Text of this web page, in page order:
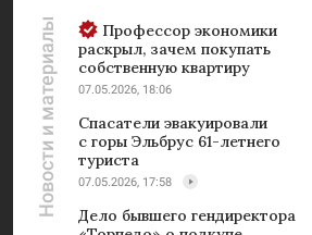
Новости и материалы
Профессор экономики
раскрыл, зачем покупать
собственную квартиру
07.05.2026, 18:06
Спасатели эвакуировали
с горы Эльбрус 61-летнего
туриста
07.05.2026, 17:58
Дело бывшего гендиректора